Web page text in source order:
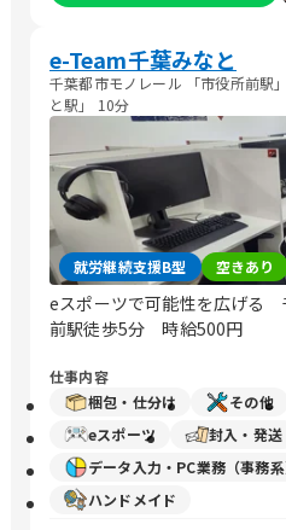
e-Team千葉みなと
千葉都市モノレール 「市役所前駅
と駅」 10分
就労継続支援B型 空きあり
eスポーツで可能性を広げる
前駅徒歩5分 時給500円
仕事内容
梱包・仕分け
その他
eスポーツ
封入・発送
データ入力・PC業務（事務
ハンドメイド